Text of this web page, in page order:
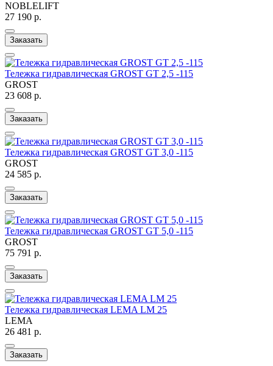
NOBLELIFT
27 190 р.
Заказать
Тележка гидравлическая GROST GT 2,5 -115
GROST
23 608 р.
Заказать
Тележка гидравлическая GROST GT 3,0 -115
GROST
24 585 р.
Заказать
Тележка гидравлическая GROST GT 5,0 -115
GROST
75 791 р.
Заказать
Тележка гидравлическая LEMA LM 25
LEMA
26 481 р.
Заказать